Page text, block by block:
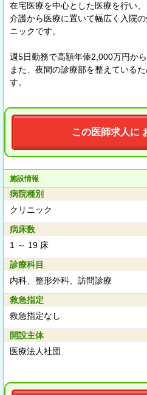
在宅医療を中心とした医療を行い、
介護から医療に置いて幅広く入院
ニックです。
週5日勤務で高額年俸2,000万円か
また、夜間の診療部を整えている
す。
この医師求人に
施設情報
病院種別
クリニック
病床数
1 ～ 19 床
診療科目
内科、整形外科、訪問診療
救急指定
救急指定なし
開設主体
医療法人社団